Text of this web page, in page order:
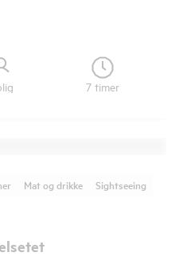
7 timer
Mat og drikke
Sightseeing